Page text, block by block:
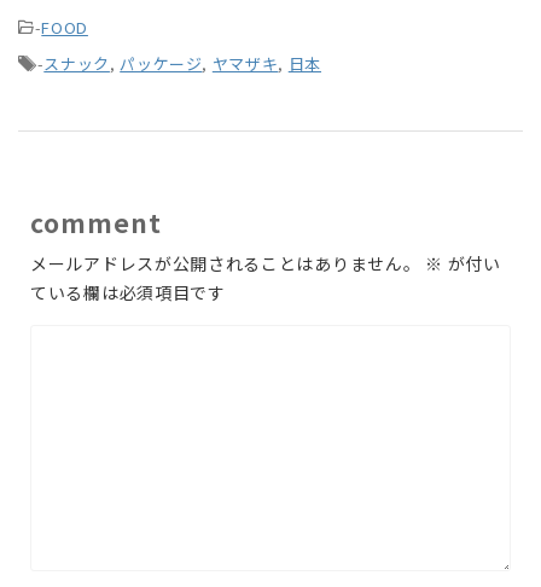
-FOOD
-スナック,パッケージ, ヤマザキ, 日本
comment
メールアドレスが公開されることはありません。 ※ が付い
ている欄は必須項目です